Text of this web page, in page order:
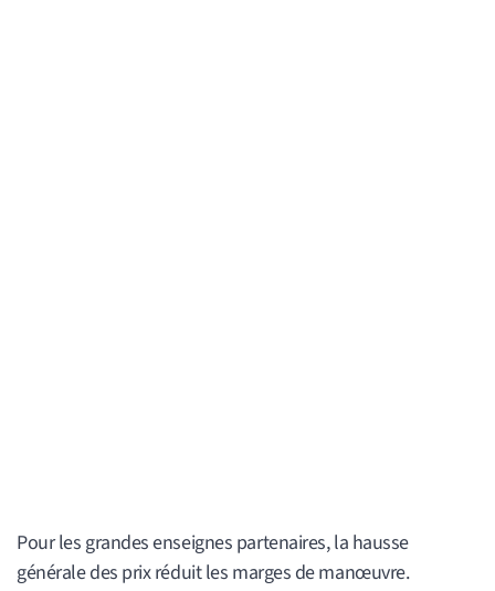
Pour les grandes enseignes partenaires, la hausse
générale des prix réduit les marges de manœuvre.